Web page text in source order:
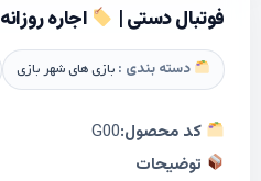
فوتبال دستی | اجاره روزانه
دسته بندی : بازی های شهر بازی
کد محصول:G00
توضیحات